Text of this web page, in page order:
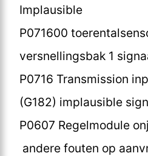
Implausible
P071600
versnellingsbak 1
P0716 Transmission
(G182) implausible
P0607 Regelmodule
andere fouten op